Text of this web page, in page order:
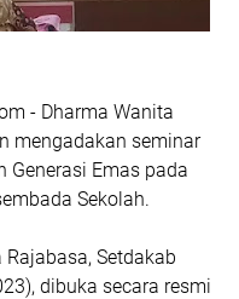
- Dharma Wanita
mengadakan seminar
Emas pada
Sekolah.
Setdakab
dibuka secara resmi